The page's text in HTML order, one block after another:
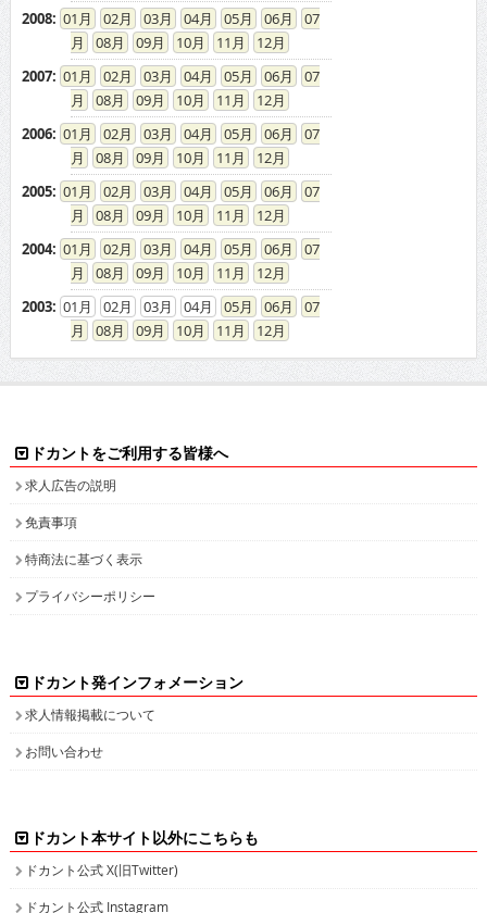
2008: 01 02 03 04 05 06
07
08
09 10 11
12
2007: 01 02 03 04 05 06
07
08
09 10 11
12
2006: 01 02 03 04 05 06
07
08
09 10 11
12
2005: 01 02 03 04 05 06
07
08
09 10 11
12
2004: 01 02 03 04 05 06
07
08
09 10 11
12
2003: 01 02 03 04 05 06
07
08
09 10 11 12
ドカントをご利用する皆様へ
求人広告の説明
免責事項
特商法に基づく表示
プライバシーポリシー
ドカント発インフォメーション
求人情報掲載について
お問い合わせ
ドカント本サイト以外にこちらも
ドカント公式 X(旧Twitter)
ドカント公式 Instagram